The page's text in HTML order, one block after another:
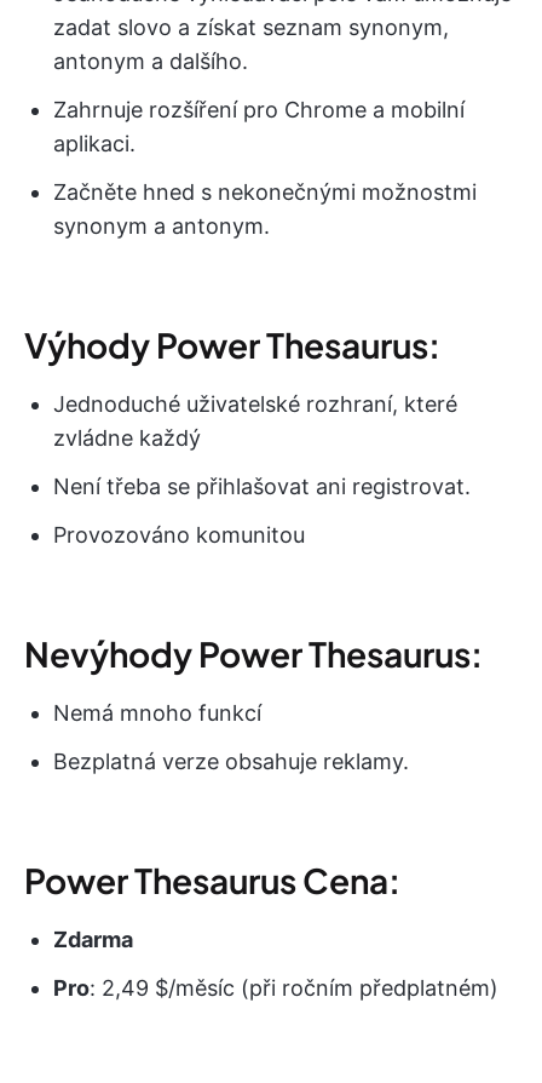
zadat slovo a získat seznam synonym,
antonym a dalšího.
Zahrnuje rozšíření pro Chrome a mobilní
aplikaci.
Začněte hned s nekonečnými možnostmi
synonym a antonym.
Výhody Power Thesaurus:
Jednoduché uživatelské rozhraní, které
zvládne každý
Není třeba se přihlašovat ani registrovat.
Provozováno komunitou
Nevýhody Power Thesaurus:
Nemá mnoho funkcí
Bezplatná verze obsahuje reklamy.
Power Thesaurus Cena:
Zdarma
Pro: 2,49 $/měsíc (při ročním předplatném)